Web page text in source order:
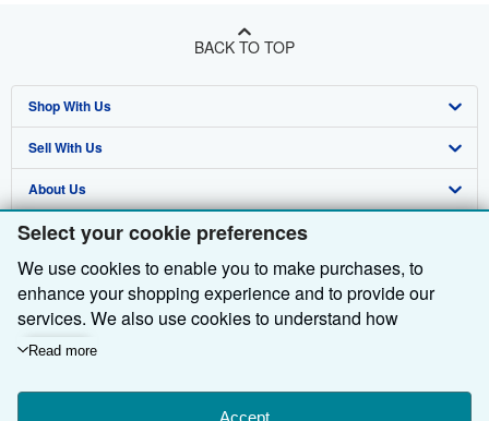
Select your cookie preferences
We use cookies to enable you to make purchases, to
enhance your shopping experience and to provide our
services. We also use cookies to understand how
customers use our services (for example, by measuring
we'll also use third-party cookies to show relevant content
Read more
Accept
BACK TO TOP
Shop With Us
Advanced Search
Browse Collections
My Account
My Orders
View Basket
Sell With Us
Start Selling
Join Our Affiliate Programme
Book Buyback
Refer a seller
About Us
About AbeBooks
Media
Careers
Privacy Policy
Cookie Preferences
Find Help
Help
Customer Service
Other AbeBooks Companies
AbeBooks.com
AbeBooks.de
AbeBooks.fr
Follow AbeBooks